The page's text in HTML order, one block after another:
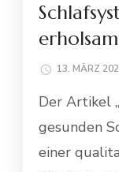
13. MÄRZ
Der Artikel
gesunden
einer